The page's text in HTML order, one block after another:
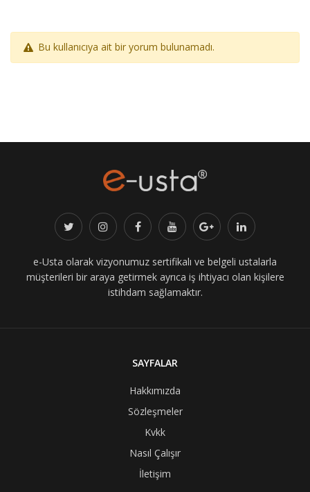
Bu kullanıcıya ait bir yorum bulunamadı.
e-Usta olarak vizyonumuz sertifikalı ve belgeli ustalarla
müşterileri bir araya getirmek ayrıca iş ihtiyacı olan kişilere
istihdam sağlamaktır.
SAYFALAR
Hakkımızda
Sözleşmeler
Kvkk
Nasıl Çalışır
İletişim